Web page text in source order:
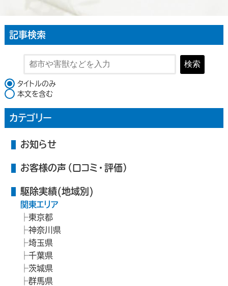
記事検索
検索
検索対象
タイトルのみ
本文を含む
カテゴリー
お知らせ
お客様の声（口コミ・評価）
駆除実績(地域別)
関東エリア
東京都
神奈川県
埼玉県
千葉県
茨城県
群馬県